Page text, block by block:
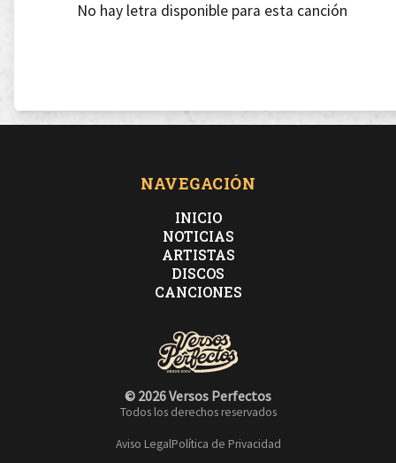
No hay letra disponible para esta canción
NAVEGACIÓN
INICIO
NOTICIAS
ARTISTAS
DISCOS
CANCIONES
© 2026 Versos Perfectos
Todos los derechos reservados
Aviso LegalPolítica de Privacidad